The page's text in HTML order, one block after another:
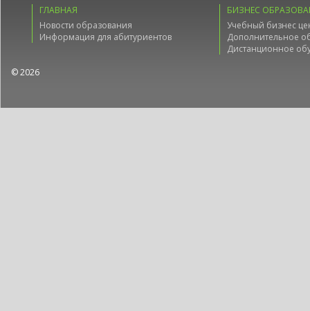
ГЛАВНАЯ
Новости образования
Информация для абитуриентов
БИЗНЕС
Учебный бизнес
Дополнительное
Дистанционное
© 2026